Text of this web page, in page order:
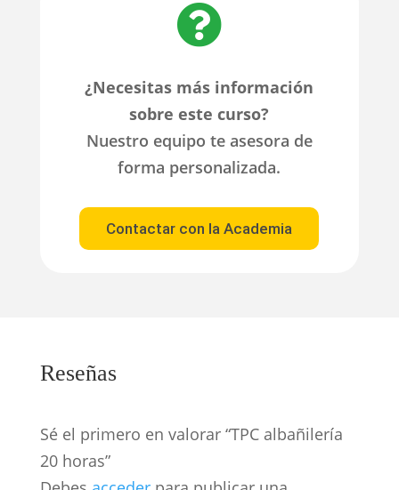

¿Necesitas más información
sobre este curso?
Nuestro equipo te asesora de
forma personalizada.
Contactar con la Academia
Reseñas
Sé el primero en valorar “TPC albañilería
20 horas”